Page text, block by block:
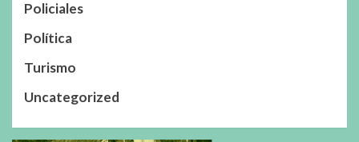
Policiales
Política
Turismo
Uncategorized